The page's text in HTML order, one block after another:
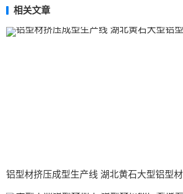
相关文章
铝型材挤压成型生产线 湖北黄石大型铝型